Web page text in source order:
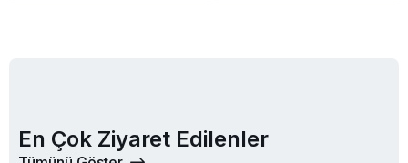
En Çok Ziyaret Edilenler